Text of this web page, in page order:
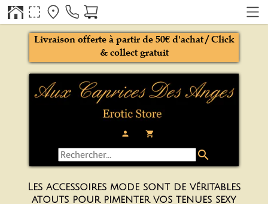
person local_grocery_store
Livraison offerte à partir de 50€ d'achat / Click
& collect gratuit
search
Les accessoires mode sont de véritables
atouts pour pimenter vos tenues sexy